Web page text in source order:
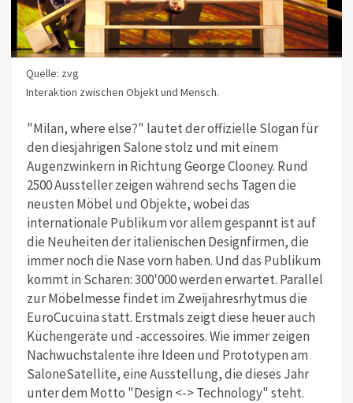
Quelle: zvg
Interaktion zwischen Objekt und Mensch.
"Milan, where else?" lautet der offizielle Slogan für
den diesjährigen Salone stolz und mit einem
Augenzwinkern in Richtung George Clooney. Rund
2500 Aussteller zeigen während sechs Tagen die
neusten Möbel und Objekte, wobei das
internationale Publikum vor allem gespannt ist auf
die Neuheiten der italienischen Designfirmen, die
immer noch die Nase vorn haben. Und das Publikum
kommt in Scharen: 300'000 werden erwartet. Parallel
zur Möbelmesse findet im Zweijahresrhytmus die
EuroCucuina statt. Erstmals zeigt diese heuer auch
Küchengeräte und -accessoires. Wie immer zeigen
Nachwuchstalente ihre Ideen und Prototypen am
SaloneSatellite, eine Ausstellung, die dieses Jahr
unter dem Motto "Design <-> Technology" steht.